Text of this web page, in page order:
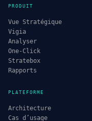
PRODUIT
Vue Stratégique
Vigia
Analyser
One-Click
Stratebox
Rapports
PLATEFORME
Architecture
Cas d’usage